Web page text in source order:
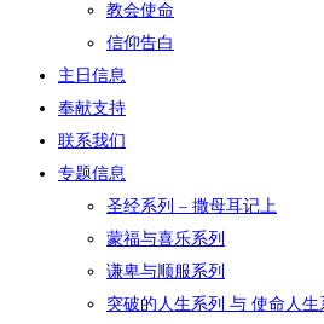
教会使命
信仰告白
主日信息
奉献支持
联系我们
专题信息
圣经系列 – 撒母耳记上
蒙福与喜乐系列
谦卑与顺服系列
突破的人生系列 与 使命人生